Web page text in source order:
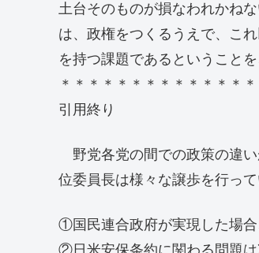
土台そのものが損なわれかね
は、政権をつくるうえで、こ
を持つ課題であるということ
＊＊＊＊＊＊＊＊＊＊＊＊＊
引用終り
野党各党の間での政策の違
位委員長は様々な譲歩を行って
①国民連合政府が実現した場合
②日米安保条約に関わる問題は